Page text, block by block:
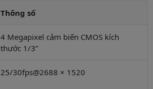
Thông số
4 Megapixel cảm biến CMOS kích
thước 1/3”
25/30fps@2688 × 1520